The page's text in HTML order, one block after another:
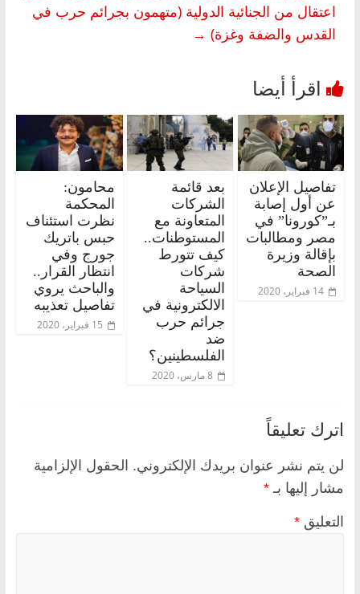
اعتقال من الجنائية الدولية (متهمون بجرائم حرب في
القدس والضفة وغزة) →
تفاصيل الإعلان
عن أول إصابة
بـ”كورونا” في
مصر ومطالبات
بإقالة وزيرة
الصحة
14 فبراير، 2020
بعد قائمة
الشركات
المتعاونة مع
المستوطنات..
كيف تتورط
شركات
السياحة
الالكترونية في
جرائم حرب
ضد
الفلسطينين؟
8 مارس، 2020
محامون:
المحكمة
نظرت استئناف
حبس باتريك
جورج وفي
انتظار القرار..
والباحث يروي
تفاصيل تعذيبه
15 فبراير، 2020
اترك تعليقاً
لن يتم نشر عنوان بريدك الإلكتروني. الحقول الإلزامية
مشار إليها بـ *
التعليق *